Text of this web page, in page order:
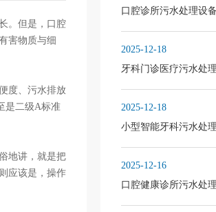
。但是，口腔
害物质与细
度、污水排放
是二级A标准
地讲，就是把
应该是，操作
口腔诊所污水处理设
2025-12-18
牙科门诊医疗污水处
2025-12-18
小型智能牙科污水处
2025-12-16
口腔健康诊所污水处